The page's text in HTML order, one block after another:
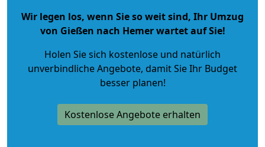
Wir legen los, wenn Sie so weit sind, Ihr Umzug
von Gießen nach Hemer wartet auf Sie!
Holen Sie sich kostenlose und natürlich
unverbindliche Angebote, damit Sie Ihr Budget
besser planen!
Kostenlose Angebote erhalten